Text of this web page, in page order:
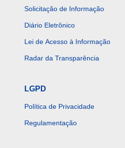
Solicitação de Informação
Diário Eletrônico
Lei de Acesso à Informação
Radar da Transparência
LGPD
Política de Privacidade
Regulamentação